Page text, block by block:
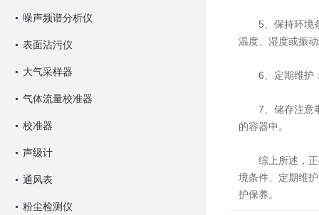
噪声频谱分析仪
表面沾污仪
大气采样器
气体流量校准器
校准器
声级计
通风表
粉尘检测仪
5、保持环境条
温度、湿度或振
6、定期维护：
7、储存注意事
的容器中。
综上所述，正
境条件、定期维
护保养。